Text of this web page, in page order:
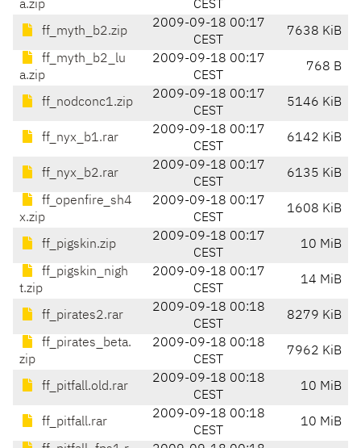
a.zip
CEST
ff_myth_b2.zip
2009-09-18 00:17
CEST
7638 KiB
ff_myth_b2_lu
a.zip
2009-09-18 00:17
CEST
768 B
ff_nodconc1.zip
2009-09-18 00:17
CEST
5146 KiB
ff_nyx_b1.rar
2009-09-18 00:17
CEST
6142 KiB
ff_nyx_b2.rar
2009-09-18 00:17
CEST
6135 KiB
ff_openfire_sh4
x.zip
2009-09-18 00:17
CEST
1608 KiB
ff_pigskin.zip
2009-09-18 00:17
CEST
10 MiB
ff_pigskin_nigh
t.zip
2009-09-18 00:17
CEST
14 MiB
ff_pirates2.rar
2009-09-18 00:18
CEST
8279 KiB
ff_pirates_beta.
zip
2009-09-18 00:18
CEST
7962 KiB
ff_pitfall.old.rar
2009-09-18 00:18
CEST
10 MiB
ff_pitfall.rar
2009-09-18 00:18
CEST
10 MiB